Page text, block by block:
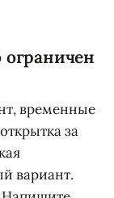
временные
за
вариант.